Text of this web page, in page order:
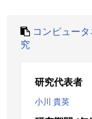
コンピュー
究
研究代表者
小川 貴英